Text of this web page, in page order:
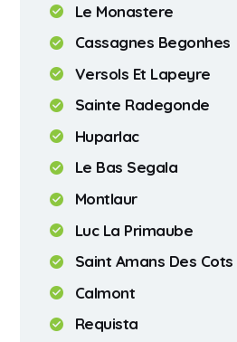
Le Monastere
Cassagnes Begonhes
Versols Et Lapeyre
Sainte Radegonde
Huparlac
Le Bas Segala
Montlaur
Luc La Primaube
Saint Amans Des Cots
Calmont
Requista